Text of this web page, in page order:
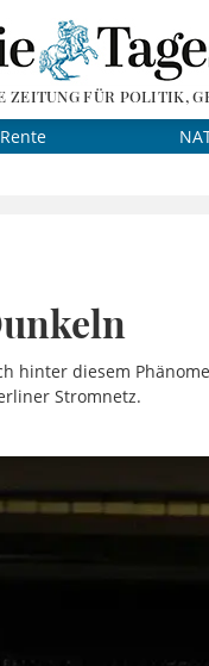
ZEITUNG FÜR POLITIK,
Rente
hinter diesem
Stromnetz.